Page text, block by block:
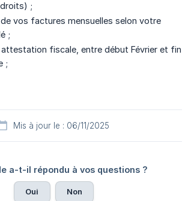
;
vos factures mensuelles selon votre
;
fiscale, entre début Février et fin
;
Mis à jour le : 06/11/2025
a-t-il répondu à vos questions ?
Oui Non